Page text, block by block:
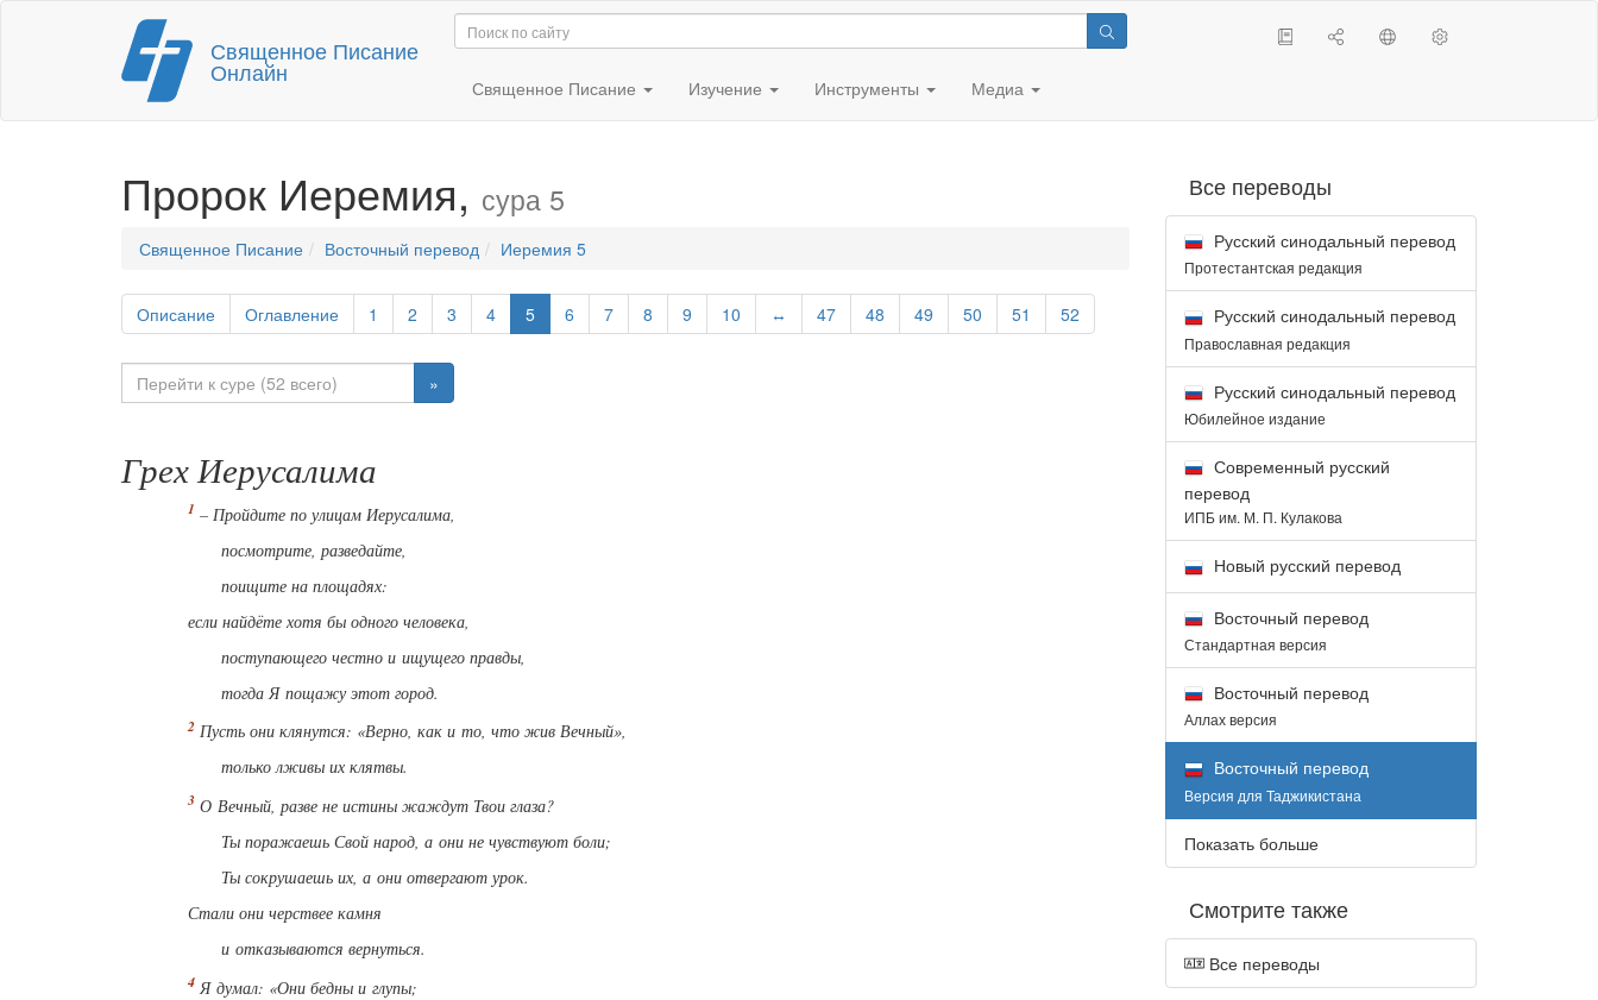
Перейти
к
содержимому
Священное Писание
Онлайн
Священное Писание Изучение Инструменты Медиа
Пророк Иеремия, сура 5
Священное Писание Восточный перевод Иеремия 5
Описание Оглавление 1 2 3 4 5 6 7 8 9 10 ↔ 47 48 49 50 51 52
»
Грех Иерусалима
– Пройдите по улицам Иерусалима,
посмотрите, разведайте,
поищите на площадях:
если найдёте хотя бы одного человека,
поступающего честно и ищущего правды,
тогда Я пощажу этот город.
Пусть они клянутся: «Верно, как и то, что жив Вечный»,
только лживы их клятвы.
О Вечный, разве не истины жаждут Твои глаза?
Ты поражаешь Свой народ, а они не чувствуют боли;
Ты сокрушаешь их, а они отвергают урок.
Стали они черствее камня
и отказываются вернуться.
Я думал: «Они бедны и глупы;
Все переводы
Русский синодальный перевод
Протестантская редакция
Русский синодальный перевод
Православная редакция
Русский синодальный перевод
Юбилейное издание
Современный русский
перевод
ИПБ им. М. П. Кулакова
Новый русский перевод
Восточный перевод
Стандартная версия
Восточный перевод
Аллах версия
Восточный перевод
Версия для Таджикистана
Показать больше
Смотрите также
Все переводы